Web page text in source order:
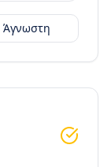
Άγνωστη